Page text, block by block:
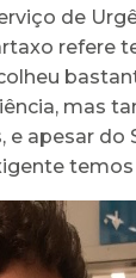
de
refere
mas
e apesar do